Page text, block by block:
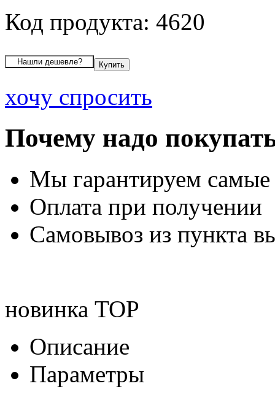
Код продукта: 4620
хочу спросить
Почему надо
Мы гарантируем
Оплата при получении
Самовывоз из пункта
новинка TOP
Описание
Параметры